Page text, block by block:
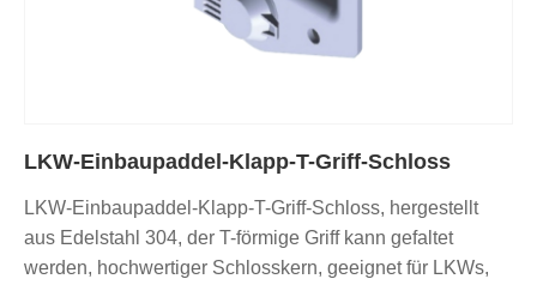
LKW-Einbaupaddel-Klapp-T-Griff-Schloss
LKW-Einbaupaddel-Klapp-T-Griff-Schloss, hergestellt
aus Edelstahl 304, der T-förmige Griff kann gefaltet
werden, hochwertiger Schlosskern, geeignet für LKWs,